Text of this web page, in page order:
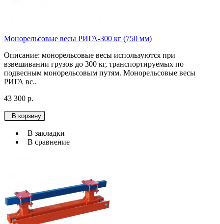
Монорельсовые весы РИГА-300 кг (750 мм)
Описание: монорельсовые весы используютcя при
взвешивании грузов до 300 кг, транспортируемых по
подвесным монорельсовым путям. Монорельсовые весы
РИГА вс..
43 300 р.
В корзину
В закладки
В сравнение